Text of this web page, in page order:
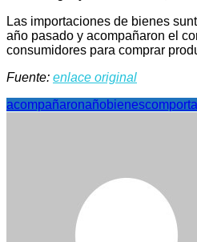
Las importaciones de bienes
año pasado y acompañaron el
consumidores para comprar
Fuente: enlace original
acompañaronañobienes